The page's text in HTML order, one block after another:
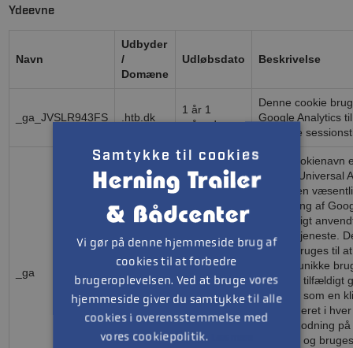
Ydeevne
Navn
Udbyder
/
Domæne
Udløbsdato Beskrivelse
_ga_JVSLR943FS .htb.dk
1 år 1
måned
Denne cookie
Google Analytics
fortsætte
_ga
Google
LLC
.htb.dk
1 år 1
måned
Dette cookienavn
Google Universal
som er en
opdatering af
almindeligt
analysetjeneste.
cookie bruges til
mellem unikke
tildele et tilfældigt
nummer som en
er inkluderet i hver
sideanmodning på
websted og
Samtykke til cookies
Vi gør på denne hjemmeside brug af
cookies til at forbedre
brugeroplevelsen. Ved at bruge vores
hjemmeside giver du samtykke til alle
cookies i overensstemmelse med
vores cookiepolitik.